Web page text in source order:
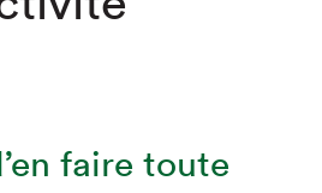
faire toute